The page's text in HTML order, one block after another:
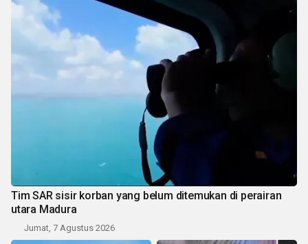
Tim SAR sisir korban yang belum ditemukan di perairan
utara Madura
Jumat, 7 Agustus 2026